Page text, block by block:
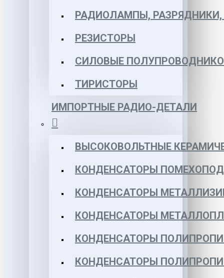
РАДИОЛАМПЫ,
РЕЗИСТОРЫ
СИЛОВЫЕ
ТИРИСТОРЫ
ИМПОРТНЫЕ РАДИО-ДЕТАЛИ
ВЫСОКОВОЛЬТНЫЕ
КОНДЕНСАТОРЫ
КОНДЕНСАТОРЫ
КОНДЕНСАТОРЫ
КОНДЕНСАТОРЫ
КОНДЕНСАТОРЫ